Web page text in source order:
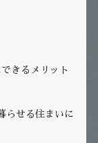
きるメリット
らせる住まいに